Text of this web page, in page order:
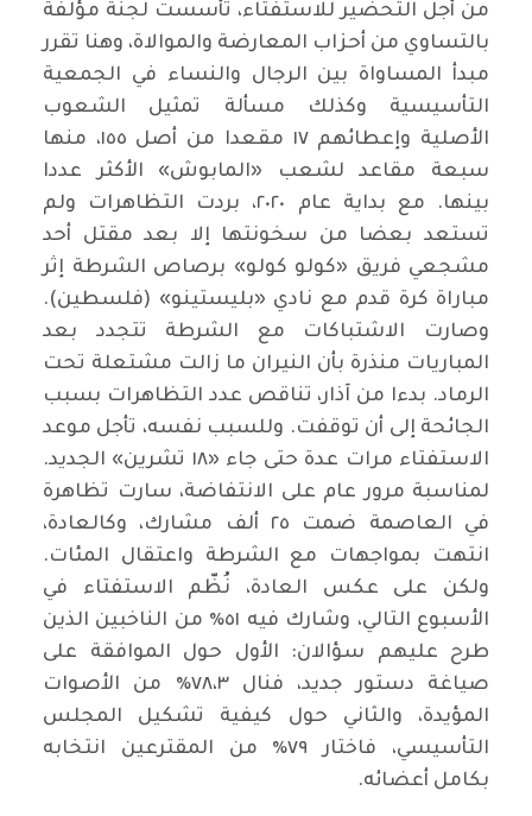
من أجل التحضير للاستفتاء، تأسست لجنة مؤلفة
بالتساوي من أحزاب المعارضة والموالاة، وهنا تقرر
مبدأ المساواة بين الرجال والنساء في الجمعية
التأسيسية وكذلك مسألة تمثيل الشعوب
الأصلية وإعطائهم ١٧ مقعدا من أصل ١٥٥، منها
سبعة مقاعد لشعب «المابوش» الأكثر عددا
بينها. مع بداية عام ٢٠٢٠، بردت التظاهرات ولم
تستعد بعضا من سخونتها إلا بعد مقتل أحد
مشجعي فريق «كولو كولو» برصاص الشرطة إثر
مباراة كرة قدم مع نادي «بليستينو» (فلسطين).
وصارت الاشتباكات مع الشرطة تتجدد بعد
المباريات منذرة بأن النيران ما زالت مشتعلة تحت
الرماد. بدءا من آذار، تناقص عدد التظاهرات بسبب
الجائحة إلى أن توقفت. وللسبب نفسه، تأجل موعد
الاستفتاء مرات عدة حتى جاء «١٨ تشرين» الجديد.
لمناسبة مرور عام على الانتفاضة، سارت تظاهرة
في العاصمة ضمت ٢٥ ألف مشارك، وكالعادة،
انتهت بمواجهات مع الشرطة واعتقال المئات.
ولكن على عكس العادة، نُظّم الاستفتاء في
الأسبوع التالي، وشارك فيه ٥١٪ من الناخبين الذين
طرح عليهم سؤالان: الأول حول الموافقة على
صياغة دستور جديد، فنال ٧٨،٣٪ من الأصوات
المؤيدة، والثاني حول كيفية تشكيل المجلس
التأسيسي، فاختار ٧٩٪ من المقترعين انتخابه
بكامل أعضائه.